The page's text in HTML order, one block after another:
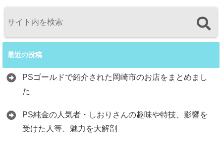
最近の投稿
PSゴールドで紹介された岡崎市のお店をまとめまし
た
PS純金の人気者・しおりさんの趣味や特技、影響を
受けた人等、魅力を大解剖